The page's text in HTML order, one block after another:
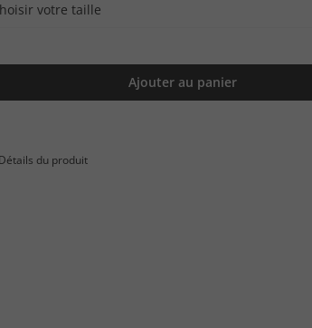
votre taille
Ajouter au panier
Détails du produit